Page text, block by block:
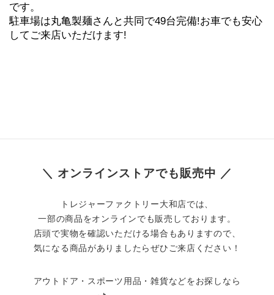
です。
駐車場は丸亀製麺さんと共同で49台完備!お車でも安心
してご来店いただけます!
＼ オンラインストアでも販売中 ／
トレジャーファクトリー大和店では、
一部の商品をオンラインでも販売しております。
店頭で実物を確認いただける場合もありますので、
気になる商品がありましたらぜひご来店ください！
アウトドア・スポーツ用品・雑貨などをお探しなら